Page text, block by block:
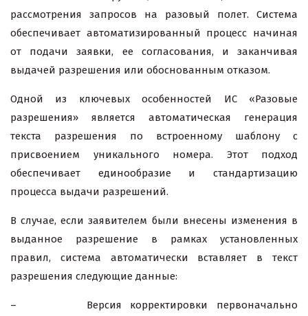
рассмотрения запросов на разовый полет. Система
обеспечивает автоматизированный процесс начиная
от подачи заявки, ее согласования, и заканчивая
выдачей разрешения или обоснованным отказом.
Одной из ключевых особенностей ИС «Разовые
разрешения» является автоматическая генерация
текста разрешения по встроенному шаблону с
присвоением уникального номера. Этот подход
обеспечивает единообразие и стандартизацию
процесса выдачи разрешений.
В случае, если заявителем были внесены изменения в
выданное разрешение в рамках установленных
правил, система автоматически вставляет в текст
разрешения следующие данные:
– Версия корректировки первоначально